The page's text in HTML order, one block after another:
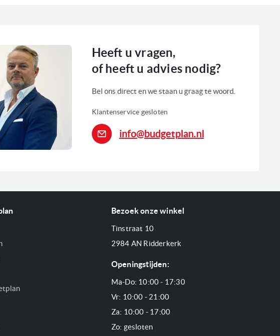
Heeft u vragen,
of heeft u advies nodig?
Bel ons direct en we staan u graag te woord.
Klantenservice gesloten
info@budgetplan.nl
Bezoek onze winkel
Tinstraat 10
2984 AN Ridderkerk
Openingstijden:
Ma-Do: 10:00 - 17:30
Vr: 10:00 - 21:00
Za: 10:00 - 17:00
Zo: gesloten